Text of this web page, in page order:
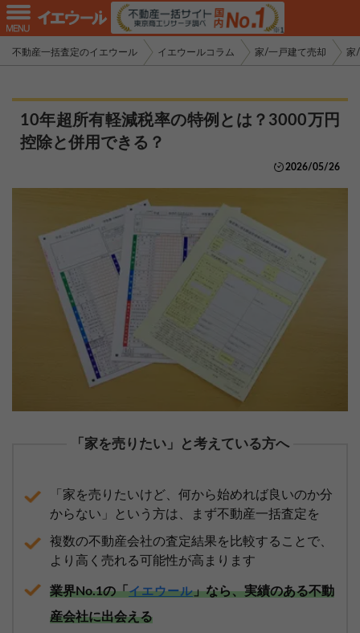
不動産一括査定のイエウール イエウールコラム 家/一戸建て売却 家
10年超所有軽減税率の特例とは？3000万円
控除と併用できる？
2026/05/26
「家を売りたい」と考えている方へ
「家を売りたいけど、何から始めれば良いのか分
からない」という方は、まず不動産一括査定を
複数の不動産会社の査定結果を比較することで、
より高く売れる可能性が高まります
業界No.1の「イエウール」なら、実績のある不動
産会社に出会える